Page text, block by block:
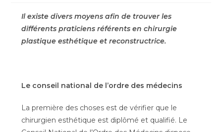
Il existe divers moyens afin de trouver les
différents praticiens référents en chirurgie
plastique esthétique et reconstructrice.
Le conseil national de l’ordre des médecins
La première des choses est de vérifier que le
chirurgien esthétique est diplômé et qualifié. Le